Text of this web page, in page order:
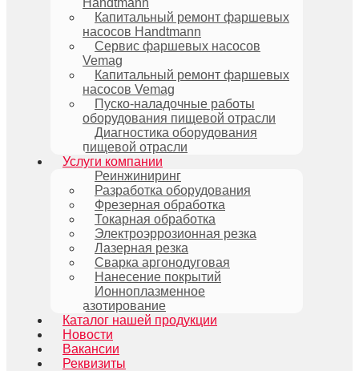
Handtmann
Капитальный ремонт фаршевых
насосов Handtmann
Сервис фаршевых насосов
Vemag
Капитальный ремонт фаршевых
насосов Vemag
Пуско-наладочные работы
оборудования пищевой отрасли
Диагностика оборудования
пищевой отрасли
Услуги компании
Реинжиниринг
Разработка оборудования
Фрезерная обработка
Токарная обработка
Электроэррозионная резка
Лазерная резка
Сварка аргонодуговая
Нанесение покрытий
Ионноплазменное
азотирование
Каталог нашей продукции
Новости
Вакансии
Реквизиты